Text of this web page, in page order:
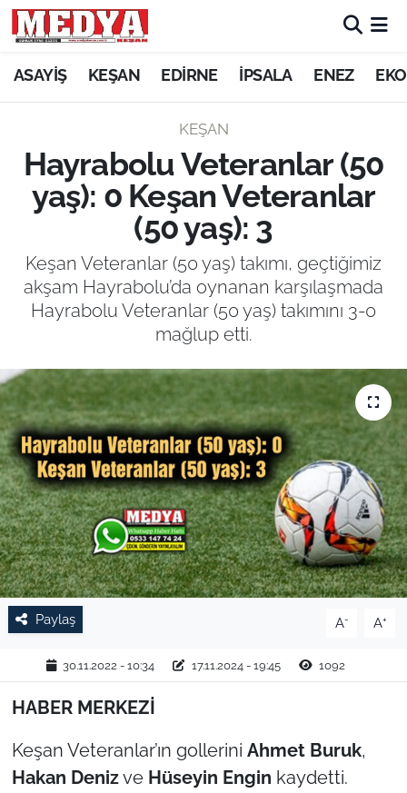
ASAYİŞ KEŞAN EDİRNE İPSALA ENEZ
KEŞAN
Hayrabolu Veteranlar (50
yaş): 0 Keşan Veteranlar
(50 yaş): 3
Keşan Veteranlar (50 yaş) takımı, geçtiğimiz
akşam Hayrabolu’da oynanan karşılaşmada
Hayrabolu Veteranlar (50 yaş) takımını 3-0
mağlup etti.
Paylaş A- A+
30.11.2022 - 10:34 17.11.2024 - 19:45 1092
HABER MERKEZİ
Keşan Veteranlar’ın gollerini Ahmet Buruk,
Hakan Denizve Hüseyin Engin kaydetti.
KEŞAN
ASAYİŞ
SİYASET
GÜNDEM
EKONOMİ
EĞİTİM
TARIM VE HAYVANCILIK
KÜLTÜR SANAT
RESMİ İLAN
SPOR
YAŞAM
EDİRNE
TEKİRDAĞ